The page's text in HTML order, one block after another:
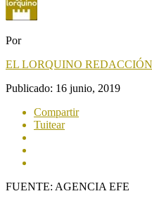
Por
EL LORQUINO REDACCIÓN
Publicado: 16 junio, 2019
Compartir
Tuitear
FUENTE: AGENCIA EFE